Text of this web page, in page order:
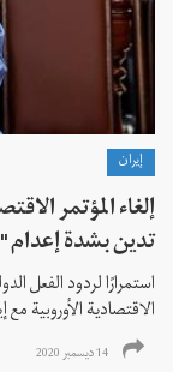
إيران
إلغاء المؤتمر
تدين بشدة إعدام
استمرارًا لردود الفعل
الاقتصادية الأوروبية
14 ديسمبر 2020